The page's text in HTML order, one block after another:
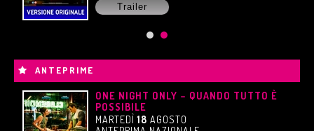
Trailer
ANTEPRIME
ONE NIGHT ONLY – QUANDO TUTTO È
POSSIBILE
MARTEDÌ18 AGOSTO